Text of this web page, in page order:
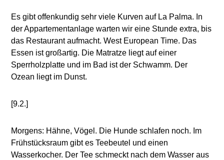
Es gibt offenkundig sehr viele Kurven auf La Palma. In
der Appartementanlage warten wir eine Stunde extra, bis
das Restaurant aufmacht. West European Time. Das
Essen ist großartig. Die Matratze liegt auf einer
Sperrholzplatte und im Bad ist der Schwamm. Der
Ozean liegt im Dunst.
[9.2.]
Morgens: Hähne, Vögel. Die Hunde schlafen noch. Im
Frühstücksraum gibt es Teebeutel und einen
Wasserkocher. Der Tee schmeckt nach dem Wasser aus